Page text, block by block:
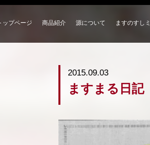
ップページ 商品紹介 源について ますのすし
2015.09.03
ますまる日記